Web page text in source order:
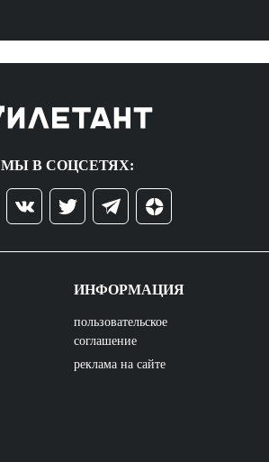
МЫ В СОЦСЕТЯХ:
ИНФОРМАЦИЯ
пользовательское
соглашение
реклама на сайте